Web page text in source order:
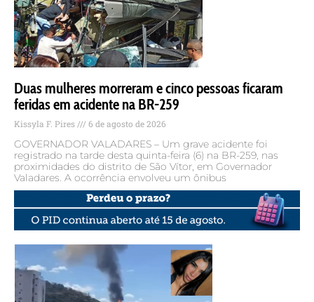
Duas mulheres morreram e cinco pessoas ficaram
feridas em acidente na BR-259
Kissyla F. Pires 6 de agosto de 2026
GOVERNADOR VALADARES – Um grave acidente foi
registrado na tarde desta quinta-feira (6) na BR-259, nas
proximidades do distrito de São Vítor, em Governador
Valadares. A ocorrência envolveu um ônibus